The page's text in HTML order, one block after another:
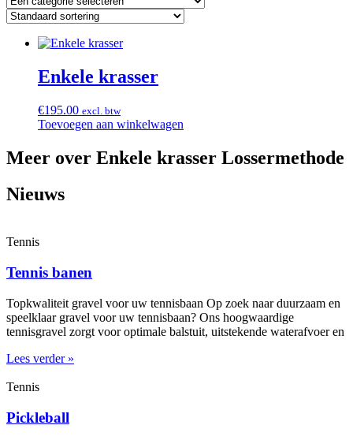
Enkele krasser
€195.00 excl. btw
Toevoegen aan winkelwagen
Meer over Enkele krasser Lossermethode
Nieuws
Tennis
Tennis banen
Topkwaliteit gravel voor uw tennisbaan Op zoek naar duurzaam en
speelklaar gravel voor uw tennisbaan? Ons hoogwaardige
tennisgravel zorgt voor optimale balstuit, uitstekende waterafvoer en
Lees verder »
Tennis
Pickleball